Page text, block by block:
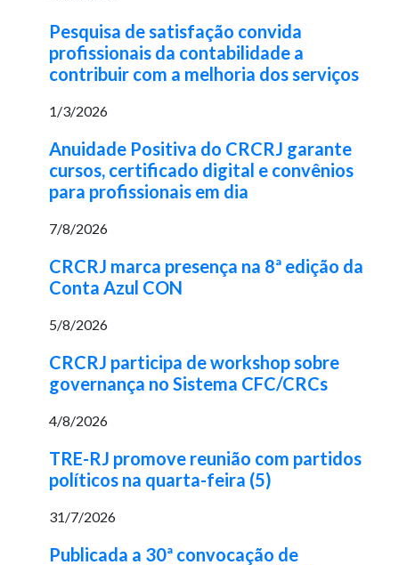
Pesquisa de satisfação convida
profissionais da contabilidade a
contribuir com a melhoria dos serviços
1/3/2026
Anuidade Positiva do CRCRJ garante
cursos, certificado digital e convênios
para profissionais em dia
7/8/2026
CRCRJ marca presença na 8ª edição da
Conta Azul CON
5/8/2026
CRCRJ participa de workshop sobre
governança no Sistema CFC/CRCs
4/8/2026
TRE-RJ promove reunião com partidos
políticos na quarta-feira (5)
31/7/2026
Publicada a 30ª convocação de